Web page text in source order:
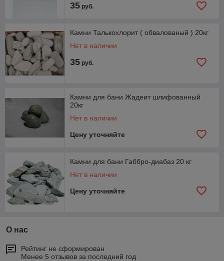
35 руб.
Камни Талькохлорит ( обвалованый ) 20кг
Нет в наличии
35 руб.
Камни для бани Жадеит шлифованный
20кг
Нет в наличии
Цену уточняйте
Камни для бани Габбро-диабаз 20 кг
Нет в наличии
Цену уточняйте
О нас
Рейтинг не сформирован
Менее 5 отзывов за последний год